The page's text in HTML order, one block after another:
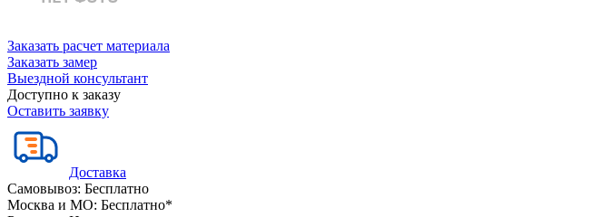
Заказать расчет материала
Заказать замер
Выездной консультант
Доступно к заказу
Оставить заявку
Доставка
Самовывоз: Бесплатно
Москва и МО: Бесплатно*